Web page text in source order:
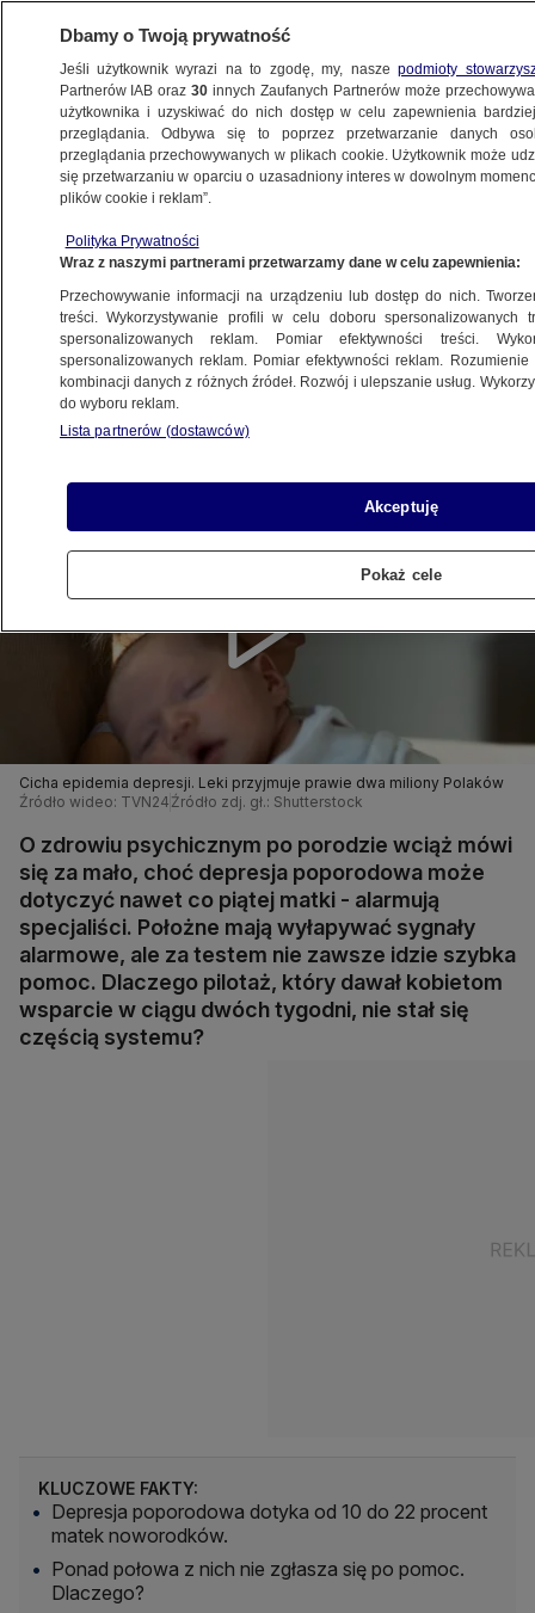
ZDROWIE
ZDROWIE
Ze wstydu milczą
Oprac.Agata Daniluk
1.06.2026, 14:16
Posłuchaj artykułu
Czyta lektor AI
Cicha epidemia depresji. Leki przyjmuje prawie dwa miliony Polaków
Źródło wideo: TVN24 Źródło zdj. gł.: Shutterstock
O zdrowiu psychicznym po porodzie wciąż mówi
się za mało, choć depresja poporodowa może
dotyczyć nawet co piątej matki - alarmują
specjaliści. Położne mają wyłapywać sygnały
alarmowe, ale za testem nie zawsze idzie szybka
pomoc. Dlaczego pilotaż, który dawał kobietom
wsparcie w ciągu dwóch tygodni, nie stał się
częścią systemu?
KLUCZOWE FAKTY:
Depresja poporodowa dotyka od 10 do 22 procent
matek noworodków.
Ponad połowa z nich nie zgłasza się po pomoc.
Dlaczego?
Dbamy o Twoją prywatność
Jeśli użytkownik wyrazi na to zgodę, my, naszepodmioty
Partnerów IAB oraz30 innych Zaufanych Partnerów może
użytkownika i uzyskiwać do nich dostęp w celu zapewnienia
przeglądania. Odbywa się to poprzez przetwarzanie danych
przeglądania przechowywanych w plikach cookie. Użytkownik może
się przetwarzaniu w oparciu o uzasadniony interes w dowolnym
plików cookie i reklam”.
Polityka Prywatności
Wraz z naszymi partnerami przetwarzamy dane w celu zapewnienia:
Przechowywanie informacji na urządzeniu lub dostęp do nich.
treści. Wykorzystywanie profili w celu doboru spersonalizowanych
spersonalizowanych reklam. Pomiar efektywności treści.
spersonalizowanych reklam. Pomiar efektywności reklam.
kombinacji danych z różnych źródeł. Rozwój i ulepszanie usług.
do wyboru reklam.
Lista partnerów (dostawców)
Akceptuję
Pokaż cele